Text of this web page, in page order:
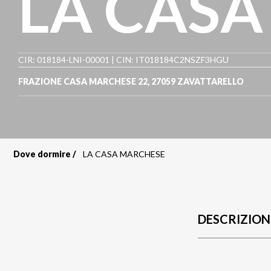
CIR: 018184-LNI-00001 | CIN: IT018184C2NSZF3HGU
FRAZIONE CASA MARCHESE 22, 27059 ZAVATTARELLO
Dove dormire LA CASA MARCHESE